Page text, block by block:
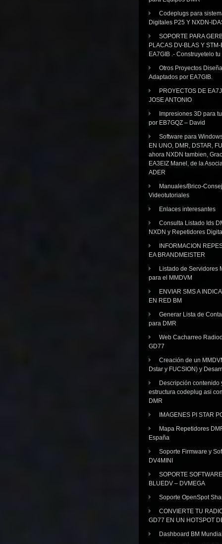
Codeplugs para
Digitales P25 Y NXDN-
SOPORTE PARA
PLACAS DV-BLAS Y
EA7GIB .- Construyetelo
Otros Proyectos
Adaptados por EA7GIB.
PROYECTOS DE
JOSE ANTONIO
Impresiones 3D para
por EB7GQZ – David
Software para
EN UNO, DMR, DSTAR,
ahora NXDN tambien,
EA3EIZ Manel, de la
ADER
Manuales/Brico-
Videotutoriales
Enlaces interesantes
Consulta Listado Ids
NXDN y Repetidores
INFORMACION
EA BRANDMEISTER
Listado de Servidores
para el MMDVM
ENVIAR SMS A
EN RED BM
Generar Lista de
para DMR
Web Cacharreo
GD77
Creación de un
Dstar y FUCSION) y
Descripción contenido
estructura codeplug asi
DMR
IMAGENES PI STAR
Mapa Repetidores
España
Soporte Firmware y
DV4MINI
SOPORTE SOFTWARE
BLUEDV – DVMEGA
Soporte OpenSpot
CONVIERTE TU
GD77 EN UN HOTSPOT
Dashboard BM